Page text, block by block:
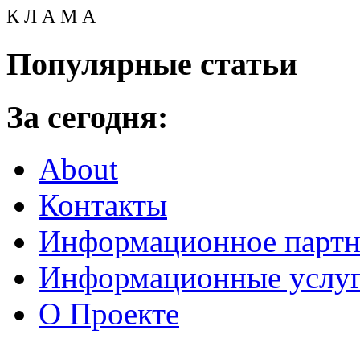
К Л А М А
Популярные статьи
За сегодня:
About
Контакты
Информационное
Информационные
О Проекте